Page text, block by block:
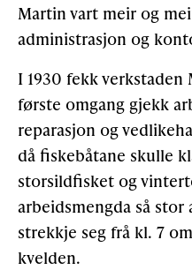
Martin vart meir og
administrasjon og
I 1930 fekk verkstaden
første omgang gjekk
reparasjon og
då fiskebåtane skulle
storsildfisket og
arbeidsmengda så
strekkje seg frå kl. 7
kvelden.